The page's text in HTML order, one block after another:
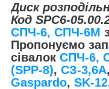
Диск
Код SPC6-
СПЧ-6, СПЧ-6М
Пропонуємо
сівалок СПЧ-6,
(SPP-8), СЗ-3,6А,
Gaspardo, SK-12